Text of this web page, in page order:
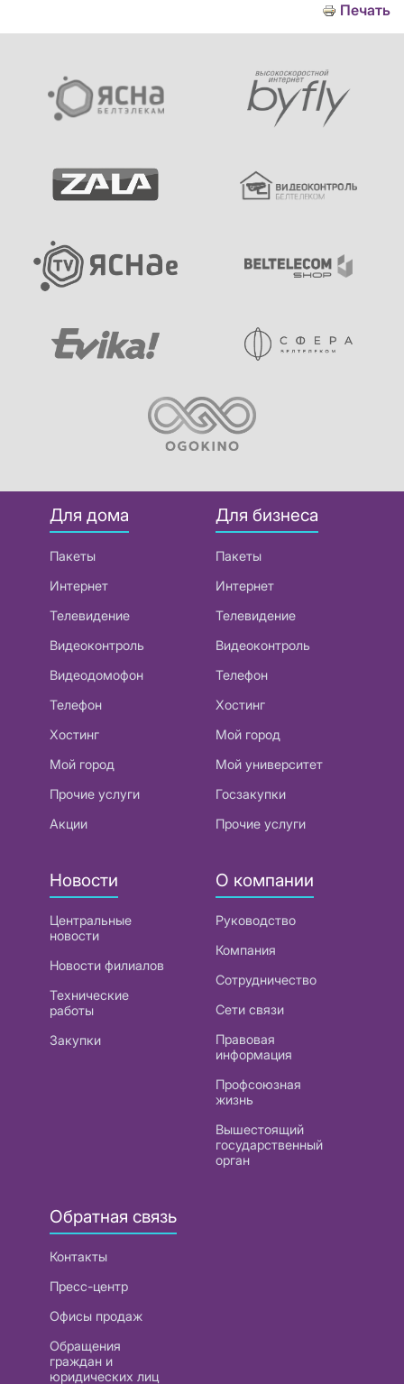
Печать
Для дома
Пакеты
Интернет
Телевидение
Видеоконтроль
Видеодомофон
Телефон
Хостинг
Мой город
Прочие услуги
Акции
Для бизнеса
Пакеты
Интернет
Телевидение
Видеоконтроль
Телефон
Хостинг
Мой город
Мой университет
Госзакупки
Прочие услуги
Новости
Центральные
новости
Новости филиалов
Технические
работы
Закупки
О компании
Руководство
Компания
Сотрудничество
Сети связи
Правовая
информация
Профсоюзная
жизнь
Вышестоящий
государственный
орган
Обратная связь
Контакты
Пресс-центр
Офисы продаж
Обращения
граждан и
юридических лиц